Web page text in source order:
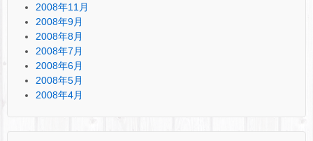
2008年11月
2008年9月
2008年8月
2008年7月
2008年6月
2008年5月
2008年4月